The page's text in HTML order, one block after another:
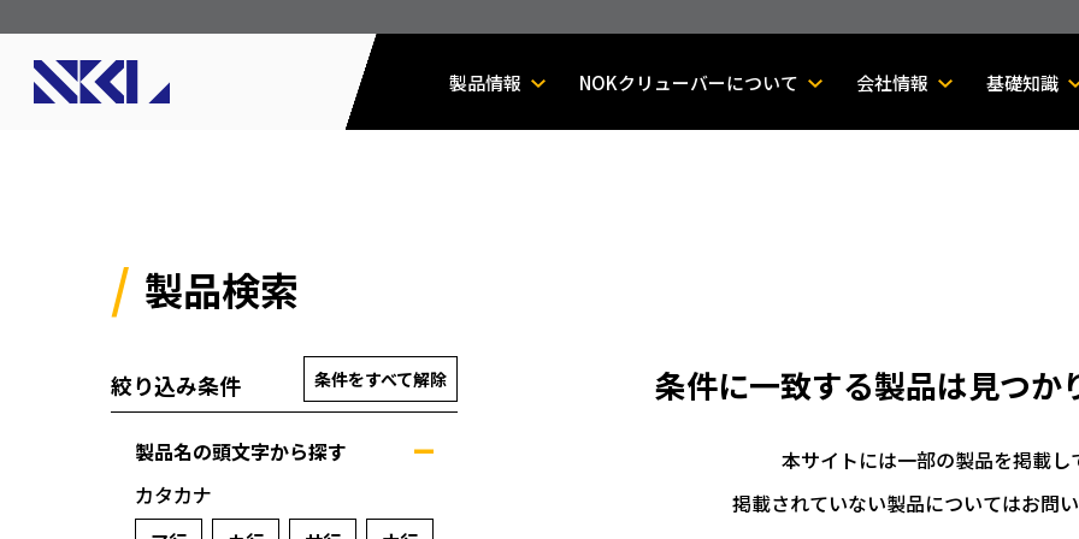
製品情報 NOKクリューバーについて 会社情報 基礎知識
製品検索
絞り込み条件 条件をすべて解除
製品名の頭文字から探す
カタカナ
条件に一致する製品は見つか
本サイトには一部の製品を掲載し
掲載されていない製品についてはお問